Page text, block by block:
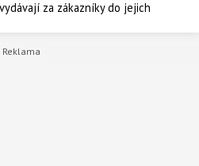
za zákazníky do jejich
předem ohlášených